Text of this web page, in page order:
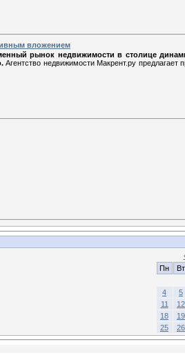
вложением
рынок недвижимости в столице
Агентство недвижимости Макрент.ру
Пн
Вт
4
5
11
12
18
19
25
26